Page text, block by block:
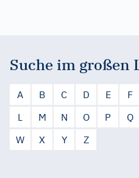
Suche im großen
A B C D E F
L
M N O P Q
W
X Y Z